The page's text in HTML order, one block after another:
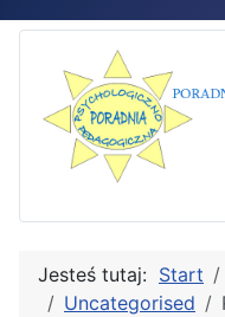
Jesteś tutaj: Start
Uncategorised